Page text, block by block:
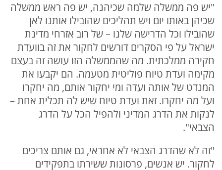
"יש פה ממשלה שלמה שכיהנה, יש פה ראש ממשלה
שכיהן באותו יום ויש תהליכים שהובילו אותנו לאן
שהובילו וכל הדרישה שלנו – של רוב אזרחי מדינת
ישראל על פי הסקרים דורשים לחקור את זה בוועדת
חקירה ממלכתית. מה שהממשלה הזו עושה זה בעצם
מקימה ועדת טיוח פוליטית מטעמה. הם יקבעו את
המנדט של אותה ועדה ומי יחקור אותם, מה יחקרו
ועל מה יחקרו. זאת ועדת טיוח שיש לה תכלית אחת –
לנקות את הדרג המדיני ולהפיל הכל על הדרג
הצבאי".
"זה לא שהדרג הצבאי לא אחראי, גם אותם צריכים
לחקור. יש אנשים, פרסונות ששירתו בתפקידים